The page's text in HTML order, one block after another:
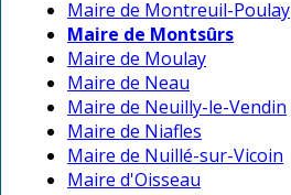
Maire de Montreuil-Poulay
Maire de Montsûrs
Maire de Moulay
Maire de Neau
Maire de Neuilly-le-Vendin
Maire de Niafles
Maire de Nuillé-sur-Vicoin
Maire d'Oisseau